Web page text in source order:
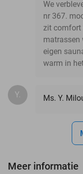
We
nr 367.
zit comfort
matrassen
eigen
warm in
Y. Ms. Y.
Meer informatie